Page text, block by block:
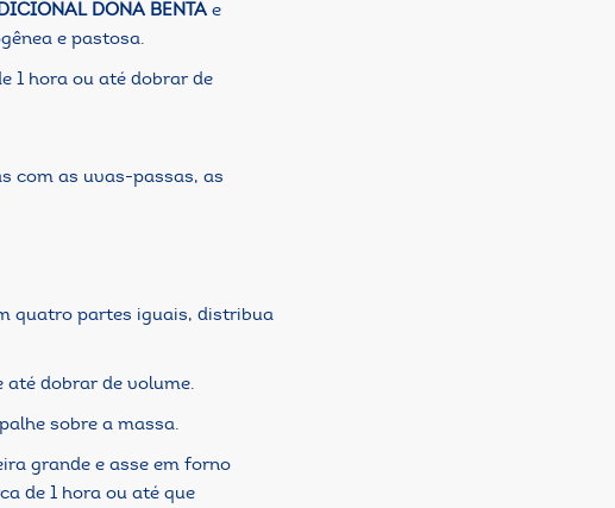
DONA BENTA e
e pastosa.
1 hora ou até dobrar de
com as uvas-passas, as
quatro partes iguais, distribua
até dobrar de volume.
sobre a massa.
grande e asse em forno
de 1 hora ou até que